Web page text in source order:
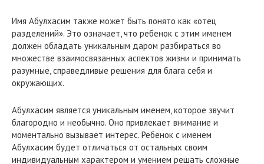
Имя Абулхасим также может быть понято как «отец
разделений». Это означает, что ребенок с этим именем
должен обладать уникальным даром разбираться во
множестве взаимосвязанных аспектов жизни и принимать
разумные, справедливые решения для блага себя и
окружающих.
Абулхасим является уникальным именем, которое звучит
благородно и необычно. Оно привлекает внимание и
моментально вызывает интерес. Ребенок с именем
Абулхасим будет отличаться от остальных своим
индивидуальным характером и умением решать сложные